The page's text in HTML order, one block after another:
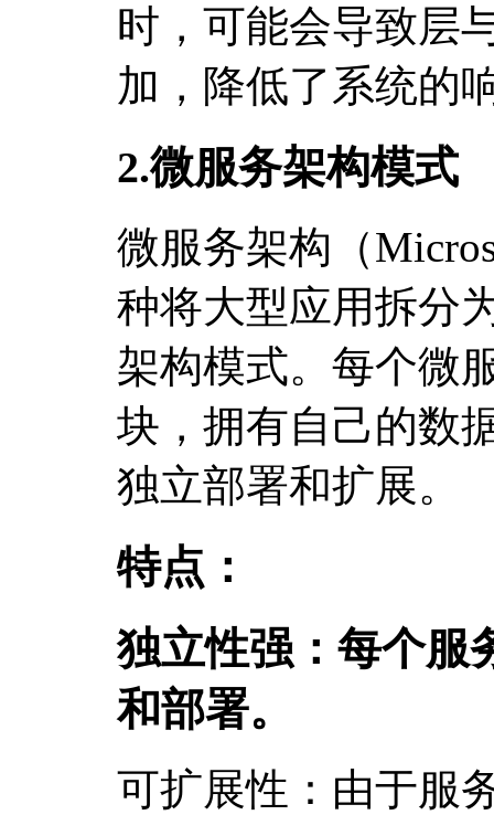
时，可能会导致层
加，降低了系统的
2.微服务架构模式
微服务架构（
种将大型应用拆分
架构模式。每个微
块，拥有自己的数
独立部署和扩展。
特点：
独立性强：每个服
和部署。
可扩展性：由于服